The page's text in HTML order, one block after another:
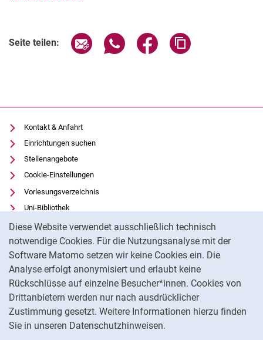
Diese Website verwendet ausschließlich technisch
notwendige Cookies. Für die Nutzungsanalyse mit der
Software Matomo setzen wir keine Cookies ein. Die
Analyse erfolgt anonymisiert und erlaubt keine
Rückschlüsse auf einzelne Besucher*innen. Cookies von
Drittanbietern werden nur nach ausdrücklicher
Zustimmung gesetzt. Weitere Informationen hierzu finden
Sie in unseren Datenschutzhinweisen.
Seite teilen: Seite über E-Mail teilen
Seite über WhatsApp teilen
Seite über Facebook
Kontakt & Anfahrt
Einrichtungen suchen
Stellenangebote
Cookie-Einstellungen
Vorlesungsverzeichnis
Uni-Bibliothek
Moodle
Panopto
Datenschutz
Barrierefreiheit
Transparenter KI-Einsatz